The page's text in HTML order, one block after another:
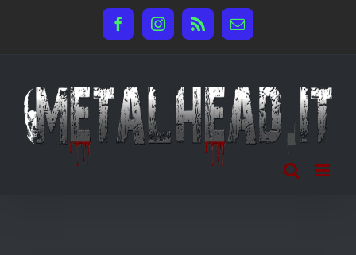
FacebookInstagram
Rss Email